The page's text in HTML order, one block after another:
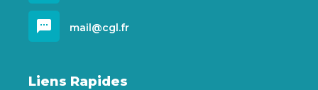
sms mail@cgl.fr
Liens Rapides